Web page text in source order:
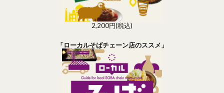
2,200円(税込)
「ローカルそばチェーン店のススメ」